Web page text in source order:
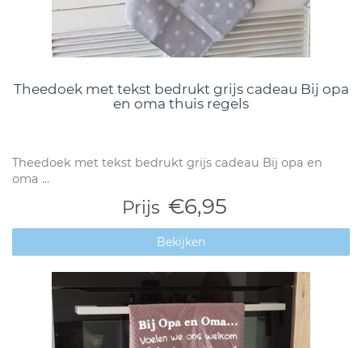
Theedoek met tekst bedrukt grijs cadeau Bij opa
en oma thuis regels
Theedoek met tekst bedrukt grijs cadeau Bij opa en
oma ...
Prijs €6,95
Bekijken